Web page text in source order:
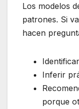
Los modelos
patrones. Si
hacen
Inferir
porque